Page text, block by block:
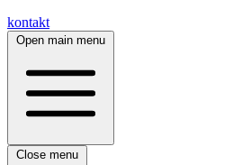
kontakt
Open main menu
Close menu